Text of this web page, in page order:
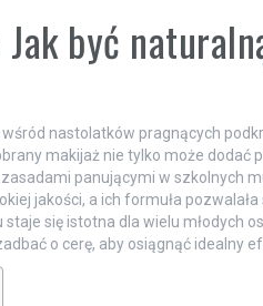
być
nastolatków pragnących
makijaż nie tylko może dodać
panującymi w szkolnych
jakości, a ich formuła
się istotna dla wielu młodych
o cerę, aby osiągnąć idealny